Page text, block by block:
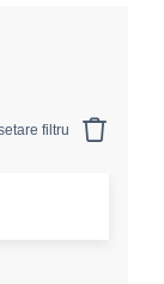
filtru